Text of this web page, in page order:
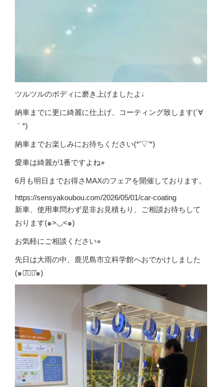
ツルツルのボディに磨き上げましたよ♩
納車までに更に綺麗に仕上げ、コーティング致します(´∀
｀*)
納車までお楽しみにお待ちください(*’▽’*)
愛車は綺麗が1番ですよね⭐︎
6月も明日までお得さMAXのフェアを開催しております。
https://sensyakoubou.com/2026/05/01/car-coating
新車、使用車問わず是非お見積もり、ご相談お待ちして
おります(๑>◡<๑)
お気軽にご相談ください⭐︎
先日は大雨の中、鹿児島市立科学館へおでかけしました
(๑･̑◡･̑๑)